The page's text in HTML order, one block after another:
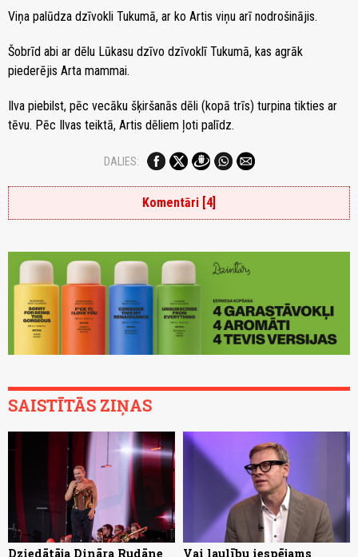
Viņa palūdza dzīvokli Tukumā, ar ko Artis viņu arī nodrošinājis.
Šobrīd abi ar dēlu Lūkasu dzīvo dzīvoklī Tukumā, kas agrāk
piederējis Arta mammai.
Ilva piebilst, pēc vecāku šķiršanās dēli (kopā trīs) turpina tikties ar
tēvu. Pēc Ilvas teiktā, Artis dēliem ļoti palīdz.
DALIES:
Komentāri [4]
SAISTĪTĀS ZIŅAS
Dziedātāja Dināra Rudāne Vai laulību iespējams